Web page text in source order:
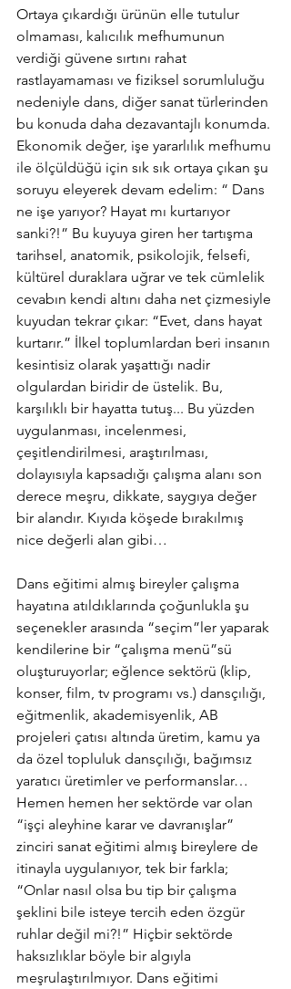
Ortaya çıkardığı ürünün elle tutulur
olmaması, kalıcılık mefhumunun
verdiği güvene sırtını rahat
rastlayamaması ve fiziksel sorumluluğu
nedeniyle dans, diğer sanat türlerinden
bu konuda daha dezavantajlı konumda.
Ekonomik değer, işe yararlılık mefhumu
ile ölçüldüğü için sık sık ortaya çıkan şu
soruyu eleyerek devam edelim: “ Dans
ne işe yarıyor? Hayat mı kurtarıyor
sanki?!” Bu kuyuya giren her tartışma
tarihsel, anatomik, psikolojik, felsefi,
kültürel duraklara uğrar ve tek cümlelik
cevabın kendi altını daha net çizmesiyle
kuyudan tekrar çıkar: “Evet, dans hayat
kurtarır.” İlkel toplumlardan beri insanın
kesintisiz olarak yaşattığı nadir
olgulardan biridir de üstelik. Bu,
karşılıklı bir hayatta tutuş... Bu yüzden
uygulanması, incelenmesi,
çeşitlendirilmesi, araştırılması,
dolayısıyla kapsadığı çalışma alanı son
derece meşru, dikkate, saygıya değer
bir alandır. Kıyıda köşede bırakılmış
nice değerli alan gibi…
Dans eğitimi almış bireyler çalışma
hayatına atıldıklarında çoğunlukla şu
seçenekler arasında “seçim”ler yaparak
kendilerine bir “çalışma menü”sü
oluşturuyorlar; eğlence sektörü (klip,
konser, film, tv programı vs.) dansçılığı,
eğitmenlik, akademisyenlik, AB
projeleri çatısı altında üretim, kamu ya
da özel topluluk dansçılığı, bağımsız
yaratıcı üretimler ve performanslar…
Hemen hemen her sektörde var olan
“işçi aleyhine karar ve davranışlar”
zinciri sanat eğitimi almış bireylere de
itinayla uygulanıyor, tek bir farkla;
“Onlar nasıl olsa bu tip bir çalışma
şeklini bile isteye tercih eden özgür
ruhlar değil mi?!” Hiçbir sektörde
haksızlıklar böyle bir algıyla
meşrulaştırılmıyor. Dans eğitimi